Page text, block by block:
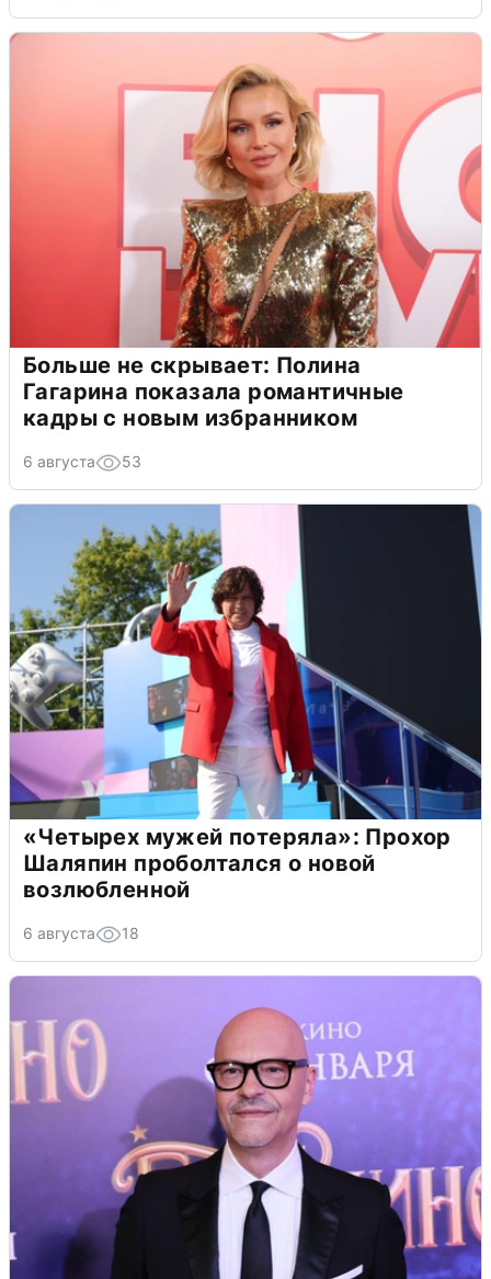
Больше не скрывает: Полина
Гагарина показала романтичные
кадры с новым избранником
6 августа 53
«Четырех мужей потеряла»: Прохор
Шаляпин проболтался о новой
возлюбленной
6 августа 18